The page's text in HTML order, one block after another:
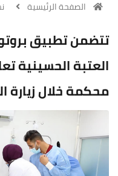
الصفحة الرئيسية
تتضمن تطبيق
العتبة
محكمة خلال